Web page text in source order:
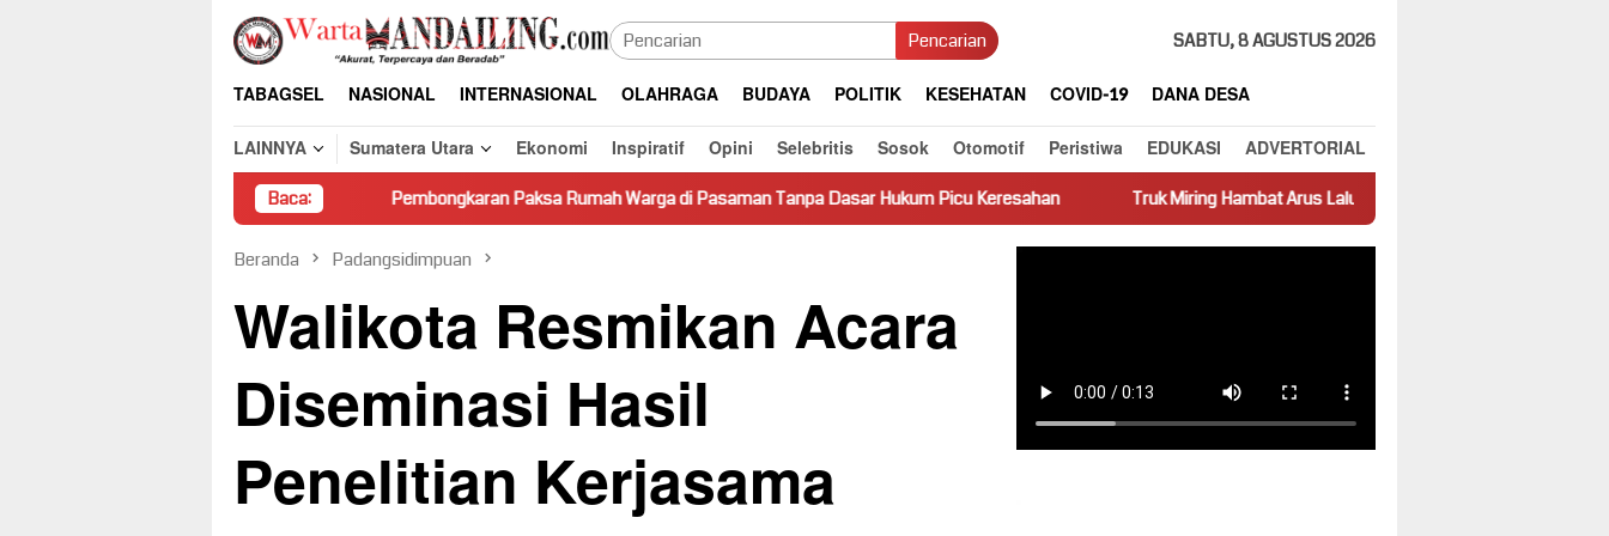
Loncat
konten
Pencarian SABTU, 8 AGUSTUS 2026
TABAGSEL NASIONAL INTERNASIONAL OLAHRAGA BUDAYA POLITIK KESEHATAN COVID-19
DANA DESA
LAINNYA
Sumatera Utara Ekonomi Inspiratif Opini Selebritis Sosok Otomotif Peristiwa EDUKASI ADVERTORIAL
Baca:
Pembongkaran Paksa Rumah Warga di Pasaman Tanpa Dasar Hukum Picu Keresahan Truk Miring Hambat Arus Lalu Lintas di Jalan Panti–Simpang Empat
Beranda Padangsidimpuan
Walikota Resmikan Acara
Diseminasi Hasil
Penelitian Kerjasama